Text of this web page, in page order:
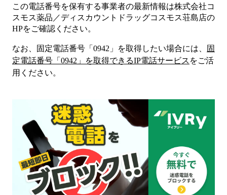
この電話番号を保有する事業者の最新情報は株式会社コ
スモス薬品／ディスカウントドラッグコスモス荘島店の
HPをご確認ください。
なお、固定電話番号「 0942 」を取得したい場合には、
固
定電話番号「 0942 」を取得できるIP電話サービス をご活
用ください。